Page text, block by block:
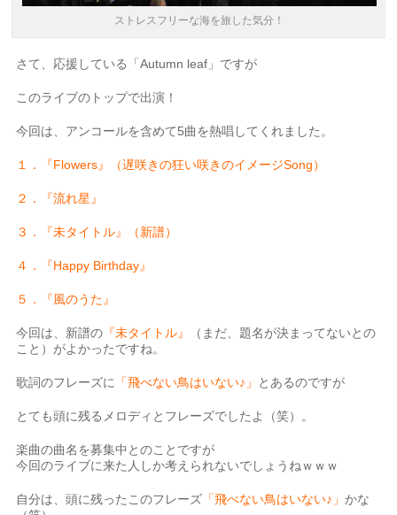
ストレスフリーな海を旅した気分！
さて、応援している「Autumn leaf」ですが
このライブのトップで出演！
今回は、アンコールを含めて5曲を熱唱してくれました。
１．『Flowers』（遅咲きの狂い咲きのイメージSong）
２．『流れ星』
３．『未タイトル』（新譜）
４．『Happy Birthday』
５．『風のうた』
今回は、新譜の 『未タイトル』
（まだ、題名が決まってないとの
こと）がよかったですね。
歌詞のフレーズに 「飛べない鳥はいない♪」 とあるのですが
とても頭に残るメロディとフレーズでしたよ（笑）。
楽曲の曲名を募集中とのことですが
今回のライブに来た人しか考えられないでしょうねｗｗｗ
自分は、頭に残ったこのフレーズ 「飛べない鳥はいない♪」かな